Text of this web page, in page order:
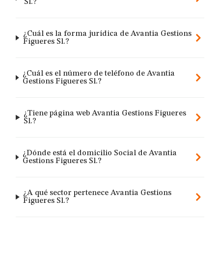
Sl.?
¿Cuál es la forma jurídica de Avantia Gestions
Figueres Sl.?
¿Cuál es el número de teléfono de Avantia
Gestions Figueres Sl.?
¿Tiene página web Avantia Gestions Figueres
Sl.?
¿Dónde está el domicilio Social de Avantia
Gestions Figueres Sl.?
¿A qué sector pertenece Avantia Gestions
Figueres Sl.?